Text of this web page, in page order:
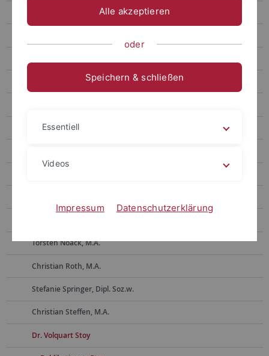
Ehemalige Mitarbeiter
Lisa Haug, M.A.
Torsten Noack, M.A.
Christian Roth, M.A.
Stefanie Springer, Dipl. Soz.w.
Christian Steffen, M.A.
Dr. Volquart Stoy
Alle akzeptieren
oder
Speichern & schließen
Essentiell
Videos
Impressum Datenschutzerklärung